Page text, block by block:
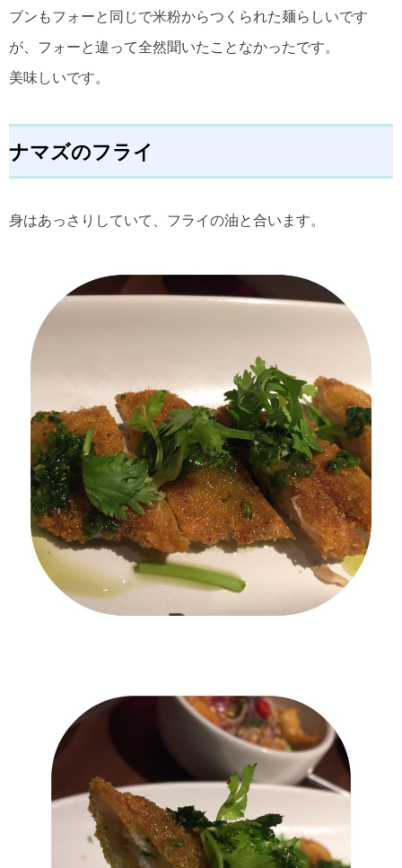
ブンもフォーと同じで米粉からつくられた麺らしいです
が、フォーと違って全然聞いたことなかったです。
美味しいです。
ナマズのフライ
身はあっさりしていて、フライの油と合います。